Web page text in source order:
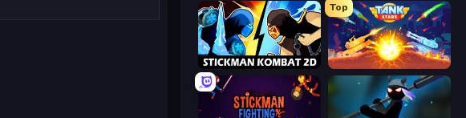
Stickman Kombat 2D
Top
Tank Stars